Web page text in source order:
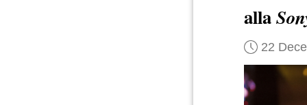
alla
22